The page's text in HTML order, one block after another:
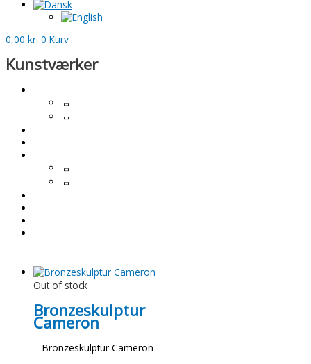
0,00 kr. 0 Kurv
Kunstværker
Out of stock
Bronzeskulptur
Cameron
Bronzeskulptur Cameron